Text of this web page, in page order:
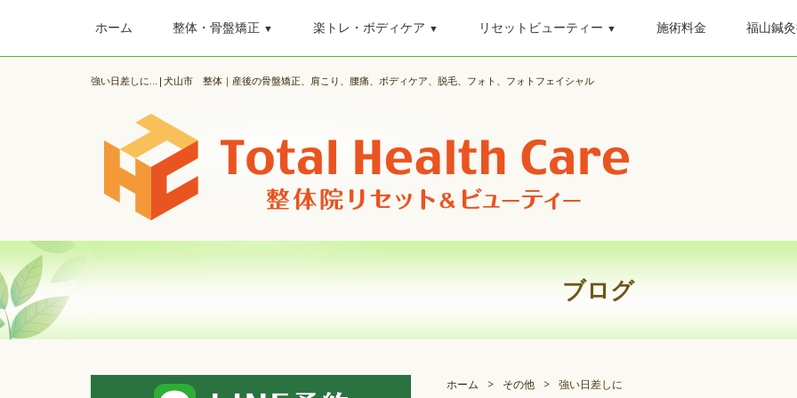
強い日差しに...|犬山市 整体｜産後の骨盤矯正、肩こり、腰痛、ボディケア、脱毛、フォト、フォトフェイシャル
ホーム 整体・骨盤矯正 ▼ 楽トレ・ボディケア ▼ リセットビューティー ▼ 施術料金 福山鍼
ブログ
ホーム > その他 > 強い日差しに